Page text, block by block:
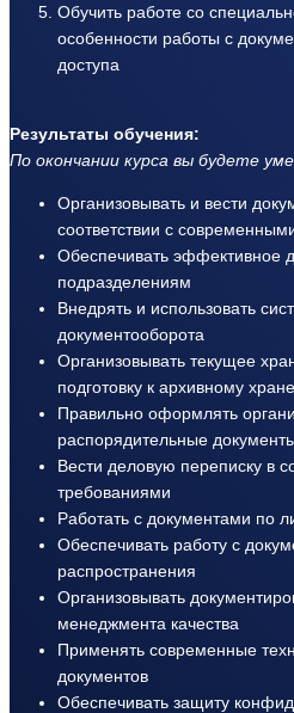
Обучить работе со
особенности работы с
доступа
Результаты обучения:
По окончании курса вы будете
Организовывать и вести
соответствии с
Обеспечивать эффективное
подразделениям
Внедрять и использовать
документооборота
Организовывать текущее
подготовку к архивному
Правильно оформлять
распорядительные
Вести деловую переписку в
требованиями
Работать с документами по
Обеспечивать работу с
распространения
Организовывать
менеджмента качества
Применять современные
документов
Обеспечивать защиту